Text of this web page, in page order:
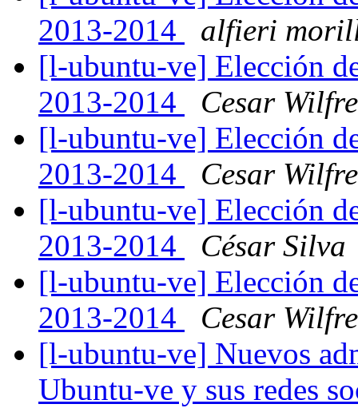
2013-2014
alfieri
[l-ubuntu-ve] Elección
2013-2014
Cesar
[l-ubuntu-ve] Elección
2013-2014
Cesar
[l-ubuntu-ve] Elección
2013-2014
César Silva
[l-ubuntu-ve] Elección
2013-2014
Cesar
[l-ubuntu-ve] Nuevos
Ubuntu-ve y sus redes